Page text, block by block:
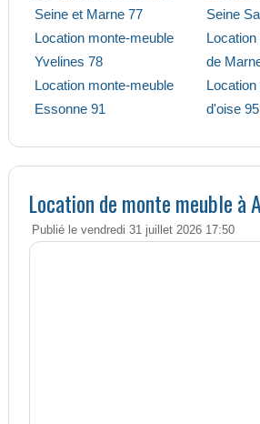
Seine et Marne 77
Location monte-meuble
Yvelines 78
Location monte-meuble
Essonne 91
Seine
de
d'oise 95
Location de monte meuble à
Publié le vendredi 31 juillet 2026 17:50